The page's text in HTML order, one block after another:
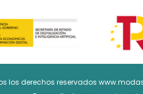
los derechos reservados